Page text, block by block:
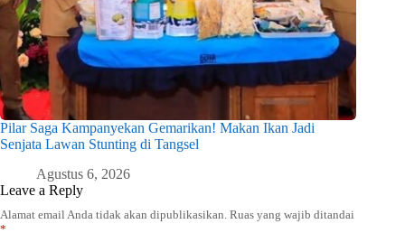
Pilar Saga Kampanyekan Gemarikan! Makan Ikan Jadi
Senjata Lawan Stunting di Tangsel
Agustus 6, 2026
Leave a Reply
Alamat email Anda tidak akan dipublikasikan. Ruas yang wajib ditandai
*